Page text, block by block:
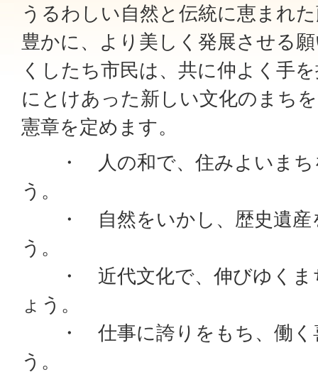
うるわしい自然と伝統に恵まれ
豊かに、より美しく発展させる
くしたち市民は、共に仲よく手
にとけあった新しい文化のまち
憲章を定めます。
・ 人の和で、住みよいまち
う。
・ 自然をいかし、歴史遺産
う。
・ 近代文化で、伸びゆくま
ょう。
・ 仕事に誇りをもち、働く
う。